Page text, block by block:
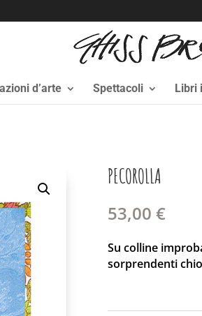
d’arte Spettacoli Libri
PECOROLLA
53,00 €
Su colline
sorprendenti